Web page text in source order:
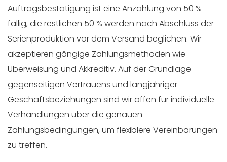
Auftragsbestätigung ist eine Anzahlung von 50 %
fällig, die restlichen 50 % werden nach Abschluss der
Serienproduktion vor dem Versand beglichen. Wir
akzeptieren gängige Zahlungsmethoden wie
Überweisung und Akkreditiv. Auf der Grundlage
gegenseitigen Vertrauens und langjähriger
Geschäftsbeziehungen sind wir offen für individuelle
Verhandlungen über die genauen
Zahlungsbedingungen, um flexiblere Vereinbarungen
zu treffen.